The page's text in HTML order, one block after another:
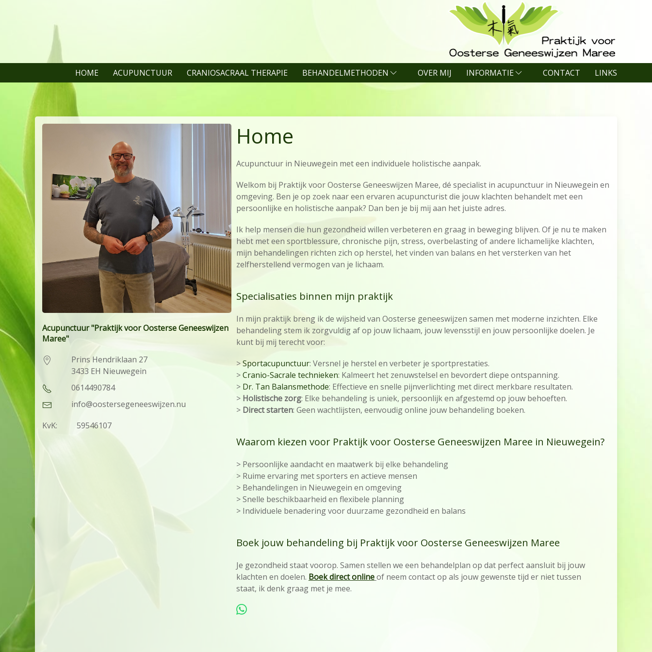
HOME ACUPUNCTUUR CRANIOSACRAAL THERAPIE BEHANDELMETHODEN OVER MIJ INFORMATIE CONTACT LINKS
Home
Acupunctuur in Nieuwegein met een individuele holistische aanpak.
Welkom bij Praktijk voor Oosterse Geneeswijzen Maree, dé specialist in acupunctuur in Nieuwegein en
omgeving. Ben je op zoek naar een ervaren acupuncturist die jouw klachten behandelt met een
persoonlijke en holistische aanpak? Dan ben je bij mij aan het juiste adres.
Ik help mensen die hun gezondheid willen verbeteren en graag in beweging blijven. Of je nu te maken
hebt met een sportblessure, chronische pijn, stress, overbelasting of andere lichamelijke klachten,
mijn behandelingen richten zich op herstel, het vinden van balans en het versterken van het
zelfherstellend vermogen van je lichaam.
Specialisaties binnen mijn praktijk
In mijn praktijk breng ik de wijsheid van Oosterse geneeswijzen samen met moderne inzichten. Elke
behandeling stem ik zorgvuldig af op jouw lichaam, jouw levensstijl en jouw persoonlijke doelen. Je
kunt bij mij terecht voor:
>Sportacupunctuur: Versnel je herstel en verbeter je sportprestaties.
>Cranio-Sacrale technieken: Kalmeert het zenuwstelsel en bevordert diepe ontspanning.
>Dr. Tan Balansmethode: Effectieve en snelle pijnverlichting met direct merkbare resultaten.
> Holistische zorg: Elke behandeling is uniek, persoonlijk en afgestemd op jouw behoeften.
> Direct starten: Geen wachtlijsten, eenvoudig online jouw behandeling boeken.
Waarom kiezen voor Praktijk voor Oosterse Geneeswijzen Maree in Nieuwegein?
> Persoonlijke aandacht en maatwerk bij elke behandeling
> Ruime ervaring met sporters en actieve mensen
> Behandelingen in Nieuwegein en omgeving
> Snelle beschikbaarheid en flexibele planning
> Individuele benadering voor duurzame gezondheid en balans
Boek jouw behandeling bij Praktijk voor Oosterse Geneeswijzen Maree
Je gezondheid staat voorop. Samen stellen we een behandelplan op dat perfect aansluit bij jouw
klachten en doelen. Boek direct onlineof neem contact op als jouw gewenste tijd er niet tussen
staat, ik denk graag met je mee.
Acupunctuur "Praktijk voor Oosterse Geneeswijzen
Maree"
Prins Hendriklaan 27
3433 EH Nieuwegein
0614490784
info@oostersegeneeswijzen.nu
KvK:
59546107